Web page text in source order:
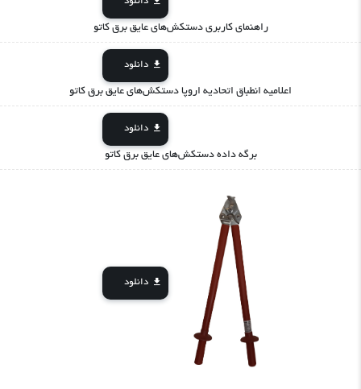
راهنمای کاربری دستکش‌های عایق برق کاتو
دانلود
اعلامیه انطباق اتحادیه اروپا دستکش‌های عایق برق کاتو
دانلود
برگه داده دستکش‌های عایق برق کاتو
دانلود